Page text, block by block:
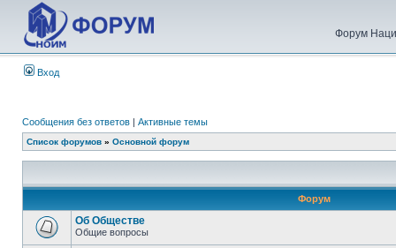
Форум
Вход
Сообщения без ответов | Активные темы
Список форумов » Основной форум
Форум
Об Обществе
Общие вопросы